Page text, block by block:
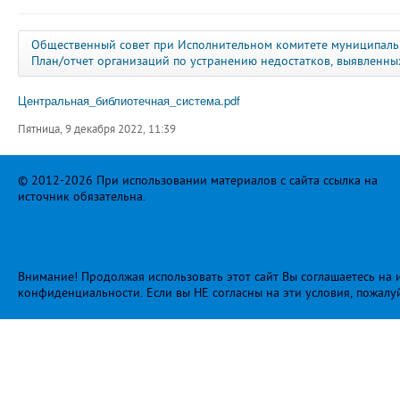
Общественный совет при Исполнительном комитете
План/отчет организаций по устранению недостатков,
Центральная_библиотечная_система.pdf
Пятница, 9 декабря 2022, 11:39
© 2012-2026 При использовании материалов с сайта ссылка на
источник обязательна.
Внимание! Продолжая использовать этот сайт Вы соглашаетесь
конфиденциальности. Если вы НЕ согласны на эти условия,